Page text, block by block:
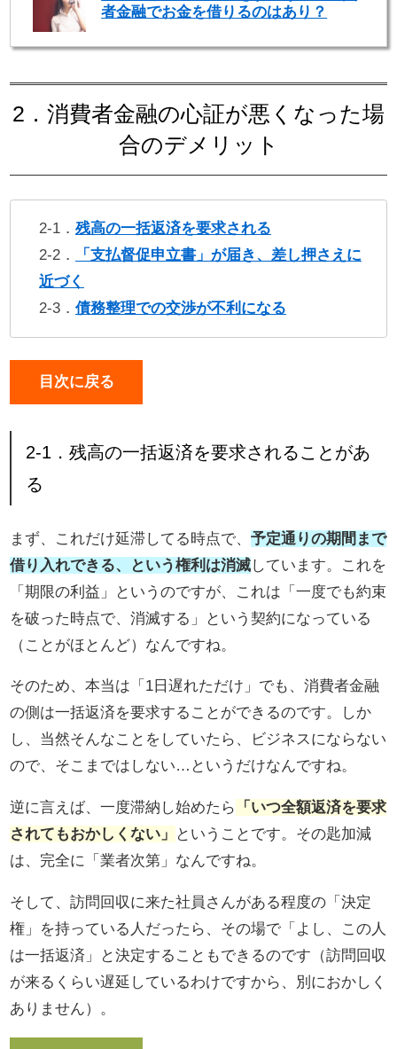
者金融でお金を借りるのはあり？
2．消費者金融の心証が悪くなった場
合のデメリット
2-1． 残高の一括返済を要求される
2-2．
「支払督促申立書」が届き、差し押さえに
近づく
2-3． 債務整理での交渉が不利になる
目次に戻る
2-1．残高の一括返済を要求されることがあ
る
まず、これだけ延滞してる時点で、予定通りの期間まで
借り入れできる、という権利は消滅しています。これを
「期限の利益」というのですが、これは「一度でも約束
を破った時点で、消滅する」という契約になっている
（ことがほとんど）なんですね。
そのため、本当は「1日遅れただけ」でも、消費者金融
の側は一括返済を要求することができるのです。しか
し、当然そんなことをしていたら、ビジネスにならない
ので、そこまではしない…というだけなんですね。
逆に言えば、一度滞納し始めたら
「いつ全額返済を要求
されてもおかしくない」
ということです。その匙加減
は、完全に「業者次第」なんですね。
そして、訪問回収に来た社員さんがある程度の「決定
権」を持っている人だったら、その場で「よし、この人
は一括返済」と決定することもできるのです（訪問回収
が来るくらい遅延しているわけですから、別におかしく
ありません）。